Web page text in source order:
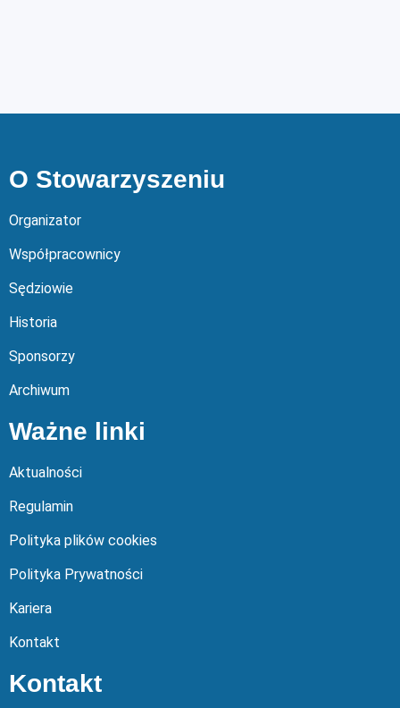
O Stowarzyszeniu
Organizator
Współpracownicy
Sędziowie
Historia
Sponsorzy
Archiwum
Ważne linki
Aktualności
Regulamin
Polityka plików cookies
Polityka Prywatności
Kariera
Kontakt
Kontakt